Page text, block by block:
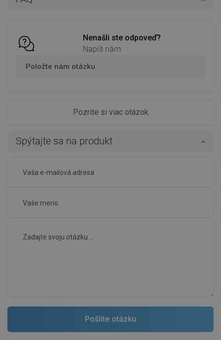
Nenašli ste odpoveď?
Napíš nám
Položte nám otázku
Pozrite si viac otázok
Spýtajte sa na produkt